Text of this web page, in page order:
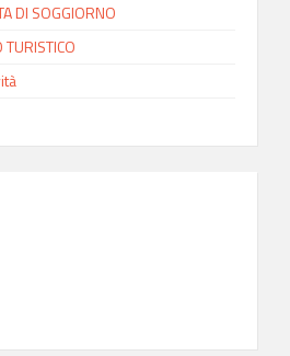
DI SOGGIORNO
TURISTICO